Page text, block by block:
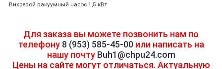
Вихревой вакуумный насос 1,5 кВт
Для заказа вы можете позвонить нам по
телефону 8 (953) 585-45-00или написать на
нашу почту Buh1@chpu24.com
Цены на сайте могут отличаться. Актуальную